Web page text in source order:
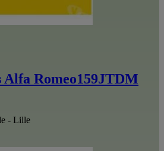
Alfa Romeo159JTDM
- Lille